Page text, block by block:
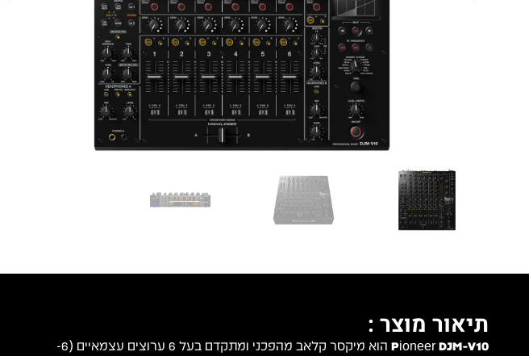
תיאור מוצר :
Pioneer DJM-V10
הוא מיקסר קלאב מהפכני ומתקדם בעל 6 ערוצים עצמאיים (6-